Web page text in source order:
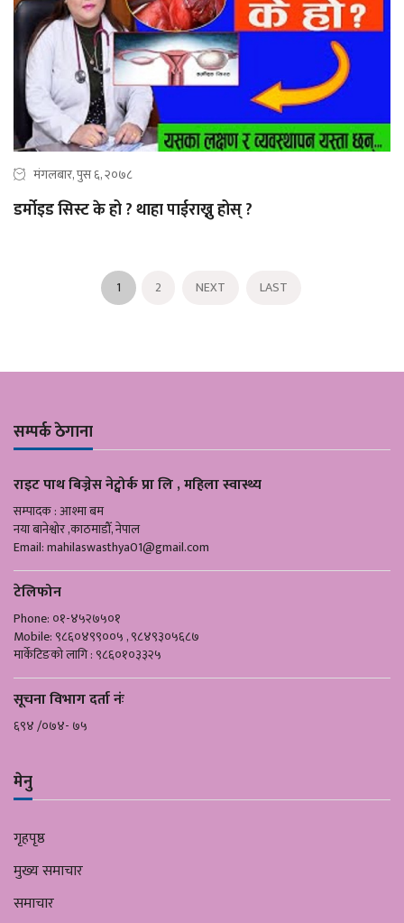
मंगलबार, पुस ६, २०७८
डर्मोइड सिस्ट के हो ? थाहा पाईराख्नु होस् ?
1 2 NEXT LAST
सम्पर्क ठेगाना
राइट पाथ बिज्नेस नेट्वोर्क प्रा लि , महिला स्वास्थ्य
सम्पादक : आश्मा बम
नया बानेश्वोर ,काठमाडौँ, नेपाल
Email:mahilaswasthya01@gmail.com
टेलिफोन
Phone: ०१-४५२७५०१
Mobile: ९८६०४९९००५ , ९८४९३०५६८७
मार्केटिङको लागि : ९८६०१०३३२५
सूचना विभाग दर्ता नंः
६९४ /०७४- ७५
मेनु
गृहपृष्ठ
मुख्य समाचार
समाचार